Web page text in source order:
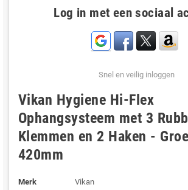
Log in met een sociaal
Snel en veilig inloggen
Vikan Hygiene Hi-Flex
Ophangsysteem met 3
Klemmen en 2 Haken -
420mm
Merk
Vikan